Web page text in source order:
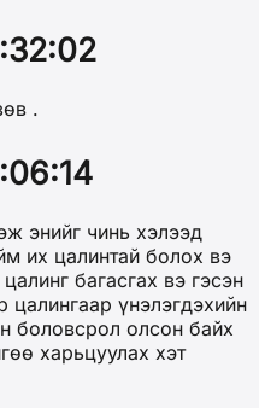
.
энийг чинь хэлээд
их цалинтай болох вэ
багасгах вэ гэсэн
цалингаар үнэлэгдэхийн
боловсрол олсон байх
харьцуулах хэт